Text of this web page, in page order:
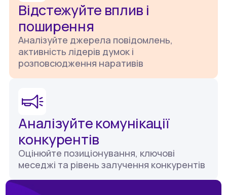
Відстежуйте вплив і
поширення
Аналізуйте джерела повідомлень,
активність лідерів думок і
розповсюдження наративів
Аналізуйте комунікації
конкурентів
Оцінюйте позиціонування, ключові
меседжі та рівень залучення конкурентів